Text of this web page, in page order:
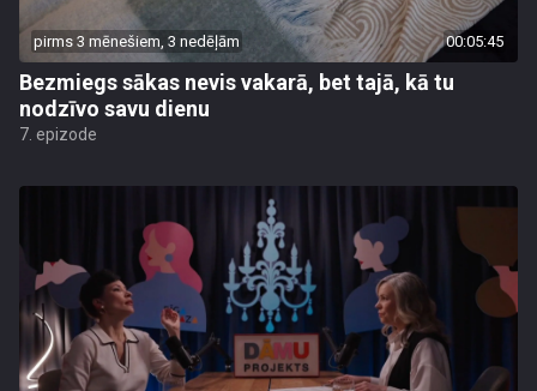
pirms 3 mēnešiem, 3 nedēļām 00:05:45
Bezmiegs sākas nevis vakarā, bet tajā, kā tu
nodzīvo savu dienu
7. epizode